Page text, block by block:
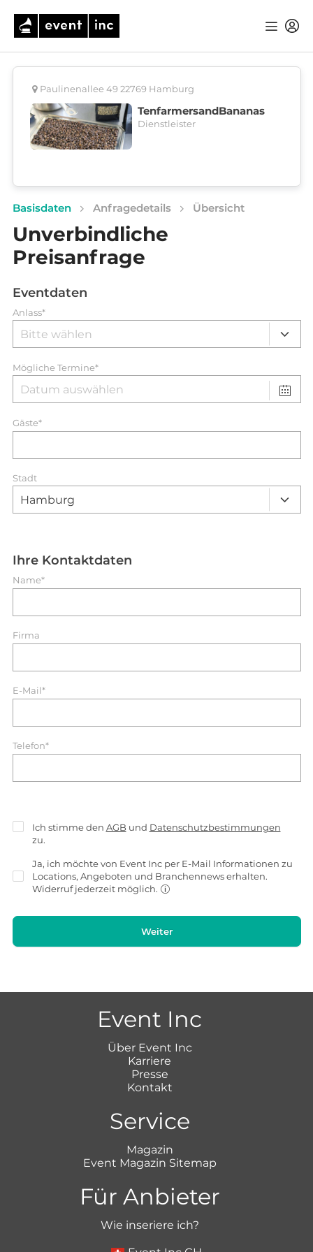
Paulinenallee 49 22769 Hamburg
TenfarmersandBananas
Dienstleister
Basisdaten Anfragedetails Übersicht
Unverbindliche
Preisanfrage
Eventdaten
Anlass*
Mögliche Termine*
Gäste*
Stadt
Ihre Kontaktdaten
Name*
Firma
E-Mail*
Telefon*
Ich stimme den AGB und Datenschutzbestimmungen
zu.
Ja, ich möchte von Event Inc per E-Mail Informationen zu
Locations, Angeboten und Branchennews erhalten.
Widerruf jederzeit möglich.
Weiter
Event Inc
Über Event Inc
Karriere
Presse
Kontakt
Service
Magazin
Event Magazin Sitemap
Für Anbieter
Wie inseriere ich?